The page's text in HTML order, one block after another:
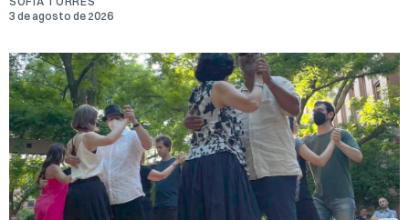
3 de agosto de 2026